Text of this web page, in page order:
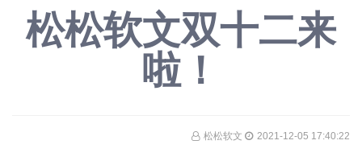
松松软文双十二来
啦！
松松软文 2021-12-05 17:40:22